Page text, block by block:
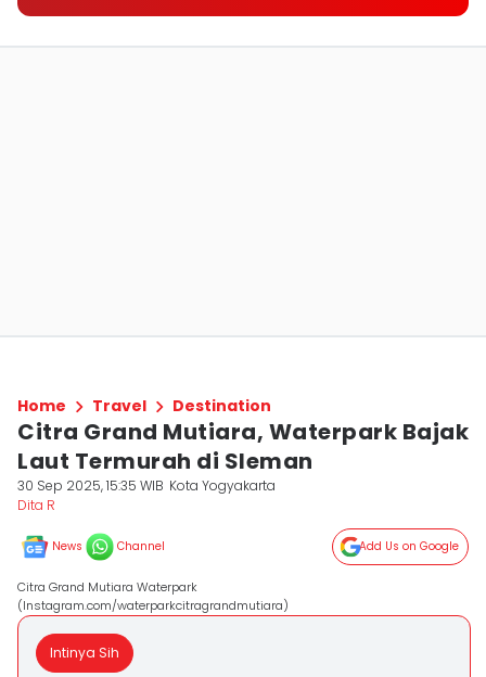
Home Travel Destination
Citra Grand Mutiara, Waterpark Bajak
Laut Termurah di Sleman
30 Sep 2025, 15:35 WIB Kota Yogyakarta
Dita R
News Channel Add Us on Google
Citra Grand Mutiara Waterpark
(Instagram.com/waterparkcitragrandmutiara)
Intinya Sih